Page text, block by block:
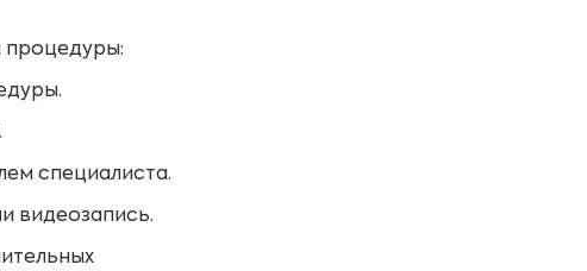
процедуры:
специалиста.
видеозапись.